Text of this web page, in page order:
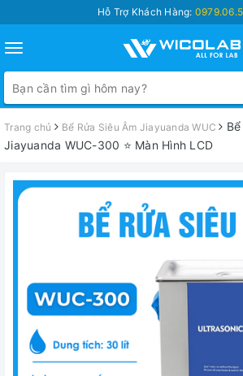
Hỗ Trợ Khách Hàng:
Toggle
navigation
Trang chủ Bể Rửa Siêu Âm Jiayuanda WUC
Jiayuanda WUC-300 ⭐ Màn Hình LCD